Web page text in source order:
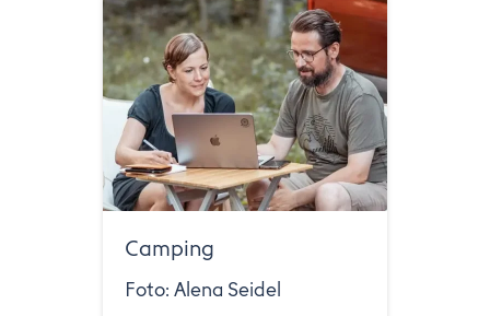
Camping
Foto: Alena Seidel